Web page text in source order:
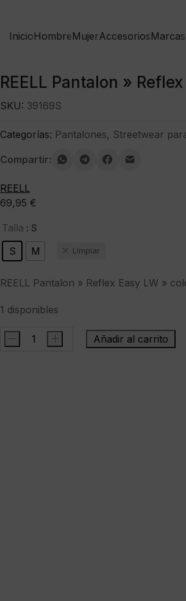
InicioHombreMujerAccesoriosMarcas
REELL Pantalon »
69,95 €
Talla : S
S
M Limpiar
REELL Pantalon » Reflex Easy LW »
1 disponibles
REELL
- + Añadir al carrito
SKU: 39169S
Categorías: Pantalones, Streetwear
Compartir:
REELL